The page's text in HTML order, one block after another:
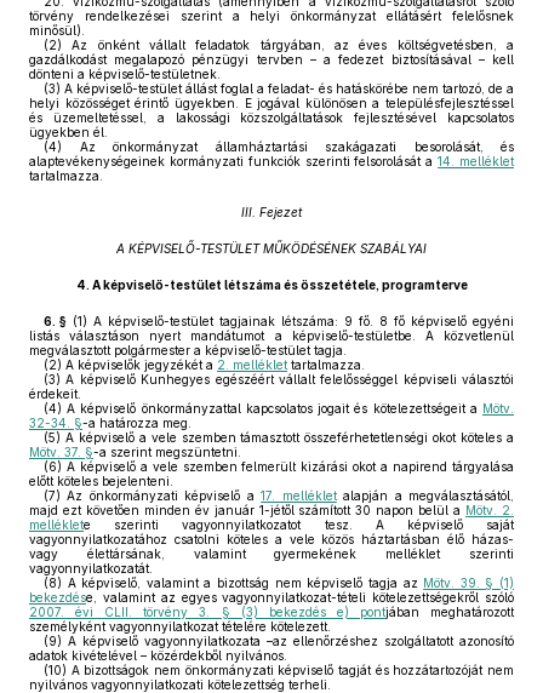
törvény rendelkezései szerint a helyi önkormányzat ellátásért felelősnek
minősül).
(2) Az önként vállalt feladatok tárgyában, az éves költségvetésben, a
gazdálkodást megalapozó pénzügyi tervben – a fedezet biztosításával – kell
dönteni a képviselő-testületnek.
(3) A képviselő-testület állást foglal a feladat- és hatáskörébe nem tartozó, de a
helyi közösséget érintő ügyekben. E jogával különösen a településfejlesztéssel
és üzemeltetéssel, a lakossági közszolgáltatások fejlesztésével kapcsolatos
ügyekben él.
(4) Az önkormányzat államháztartási szakágazati besorolását, és
alaptevékenységeinek kormányzati funkciók szerinti felsorolását a14. melléklet
tartalmazza.
III. Fejezet
A KÉPVISELŐ-TESTÜLET MŰKÖDÉSÉNEK SZABÁLYAI
4. A képviselő-testület létszáma és összetétele, programterve
6. § (1) A képviselő-testület tagjainak létszáma: 9 fő. 8 fő képviselő egyéni
listás választáson nyert mandátumot a képviselő-testületbe. A közvetlenül
megválasztott polgármester a képviselő-testület tagja.
(2) A képviselők jegyzékét a 2. melléklet tartalmazza.
(3) A képviselő Kunhegyes egészéért vállalt felelősséggel képviseli választói
érdekeit.
(4) A képviselő önkormányzattal kapcsolatos jogait és kötelezettségeit a Mötv.
32-34. §-a határozza meg.
(5) A képviselő a vele szemben támasztott összeférhetetlenségi okot köteles a
Mötv. 37. §-a szerint megszüntetni.
(6) A képviselő a vele szemben felmerült kizárási okot a napirend tárgyalása
előtt köteles bejelenteni.
(7) Az önkormányzati képviselő a17. mellékletalapján a megválasztásától,
majd ezt követően minden év január 1-jétől számított 30 napon belül a Mötv. 2.
melléklete szerinti vagyonnyilatkozatot tesz. A képviselő saját
vagyonnyilatkozatához csatolni köteles a vele közös háztartásban élő házas-
vagy élettársának, valamint gyermekének melléklet szerinti
vagyonnyilatkozatát.
(8) A képviselő, valamint a bizottság nem képviselő tagja az Mötv. 39. § (1)
bekezdése, valamint az egyes vagyonnyilatkozat-tételi kötelezettségekről szóló
2007. évi CLII. törvény 3. § (3) bekezdés e) pontjában meghatározott
személyként vagyonnyilatkozat tételére kötelezett.
(9) A képviselő vagyonnyilatkozata –az ellenőrzéshez szolgáltatott azonosító
adatok kivételével – közérdekből nyilvános.
(10) A bizottságok nem önkormányzati képviselő tagját és hozzátartozóját nem
nyilvános vagyonnyilatkozati kötelezettség terheli.